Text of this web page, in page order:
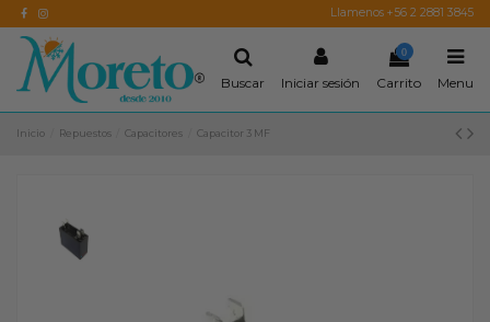
Llamenos +56 2 2881 3845
Buscar Iniciar sesión
0
Carrito Menu
Inicio Repuestos Capacitores Capacitor 3 MF